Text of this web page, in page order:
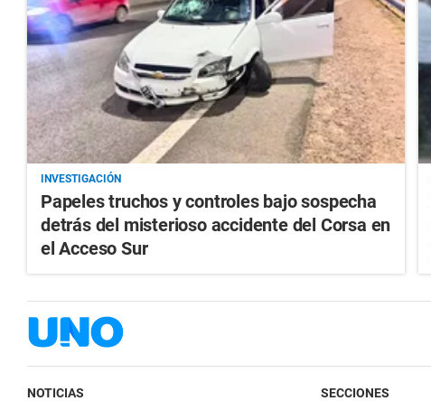
INVESTIGACIÓN
Papeles truchos y controles bajo sospecha
detrás del misterioso accidente del Corsa en
el Acceso Sur
NOTICIAS SECCIONES